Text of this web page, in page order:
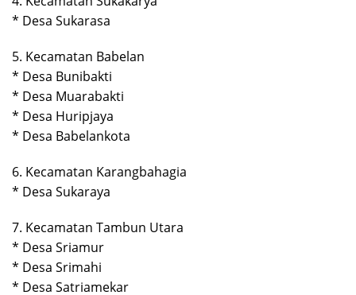
* Desa Sukarasa
5. Kecamatan Babelan
* Desa Bunibakti
* Desa Muarabakti
* Desa Huripjaya
* Desa Babelankota
6. Kecamatan Karangbahagia
* Desa Sukaraya
7. Kecamatan Tambun Utara
* Desa Sriamur
* Desa Srimahi
* Desa Satriamekar